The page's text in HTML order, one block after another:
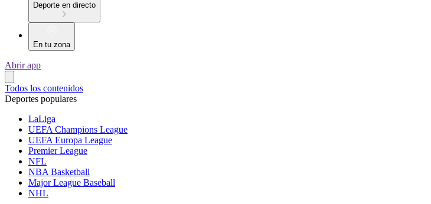
Deporte en directo
En tu zona
Abrir app
Todos los contenidos
Deportes populares
LaLiga
UEFA Champions League
UEFA Europa League
Premier League
NFL
NBA Basketball
Major League Baseball
NHL